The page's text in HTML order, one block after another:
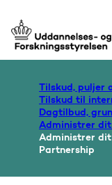
Gå til forsiden
Administrer
Administrer
Partnership